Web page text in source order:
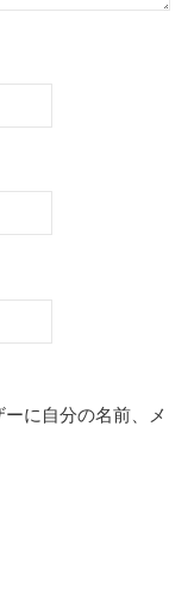
に自分の名前、メ